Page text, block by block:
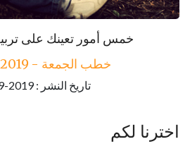
142-خمس أمور تعينك على
خطب الجمعة - 2019-06-14
تاريخ النشر : 2019-09-04
143-مكارم الأخلاق
خطب الجمعة - 2019-06-21
تاريخ النشر : 2019-09-04
اخترنا لكم